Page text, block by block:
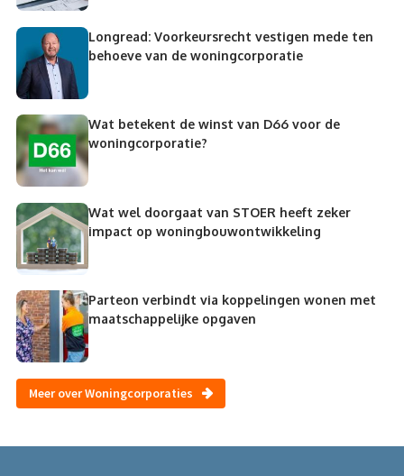
Longread: Voorkeursrecht vestigen mede ten
behoeve van de woningcorporatie
Wat betekent de winst van D66 voor de
woningcorporatie?
Wat wel doorgaat van STOER heeft zeker
impact op woningbouwontwikkeling
Parteon verbindt via koppelingen wonen met
maatschappelijke opgaven
Meer over Woningcorporaties